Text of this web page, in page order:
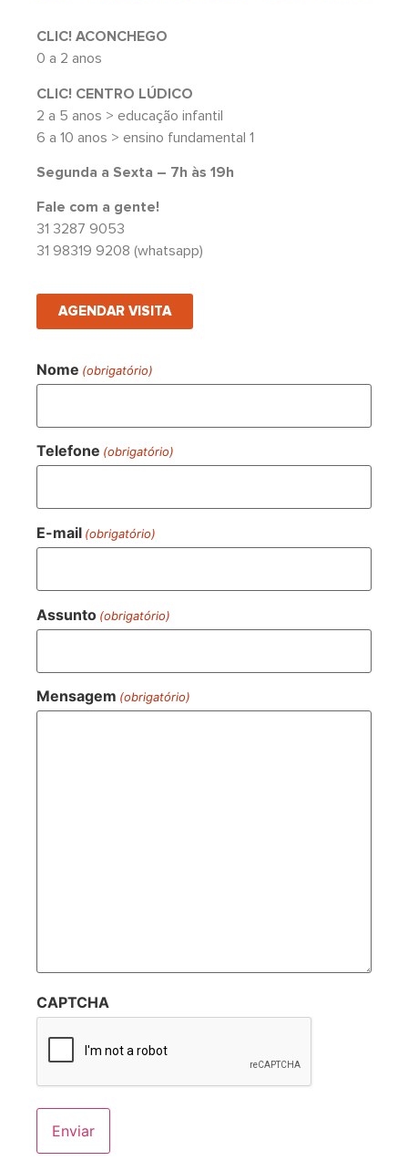
CLIC! ACONCHEGO
0 a 2 anos
CLIC! CENTRO LÚDICO
2 a 5 anos > educação infantil
6 a 10 anos > ensino fundamental 1
Segunda a Sexta – 7h às 19h
Fale com a gente!
31 3287 9053
31 98319 9208 (whatsapp)
AGENDAR VISITA
Nome (obrigatório)
Telefone (obrigatório)
E-mail (obrigatório)
Assunto (obrigatório)
Mensagem (obrigatório)
CAPTCHA